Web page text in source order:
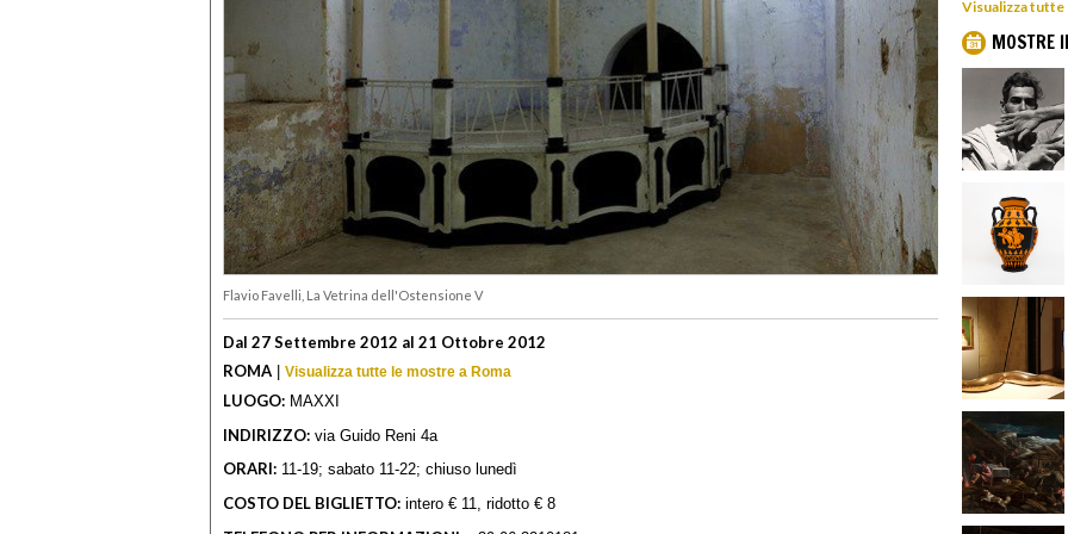
Flavio Favelli, La Vetrina dell'Ostensione V
Dal 27 Settembre 2012 al 21 Ottobre 2012
ROMA | Visualizza tutte le mostre a Roma
LUOGO: MAXXI
INDIRIZZO: via Guido Reni 4a
ORARI: 11-19; sabato 11-22; chiuso lunedì
COSTO DEL BIGLIETTO: intero € 11, ridotto € 8
Visualizza tutte
MOSTRE